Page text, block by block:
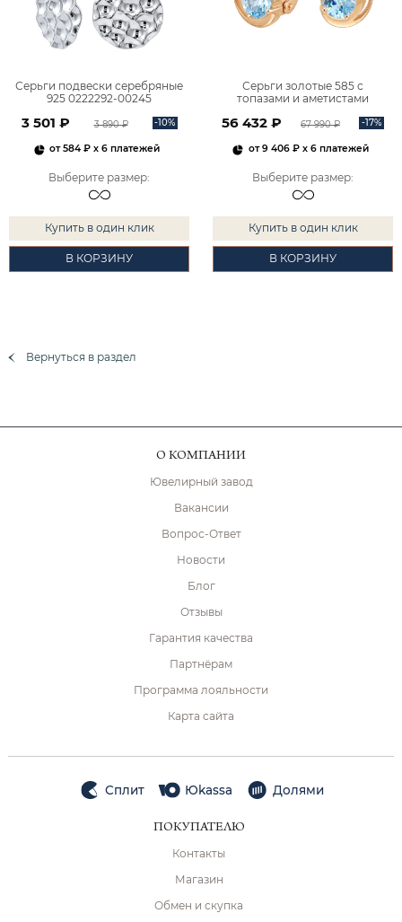
Серьги подвески серебряные
925 0222292-00245
3 501 ₽ 3 890 ₽ -10%
от584 ₽ x 6 платежей
Выберите размер:
Купить в один клик
В КОРЗИНУ
Серьги золотые 585 с
топазами и аметистами
56 432 ₽ 67 990 ₽ -17%
от9 406 ₽x 6 платежей
Выберите размер:
Купить в один клик
В КОРЗИНУ
Вернуться в раздел
О КОМПАНИИ
Ювелирный завод
Вакансии
Вопрос-Ответ
Новости
Блог
Отзывы
Гарантия качества
Партнёрам
Программа лояльности
Карта сайта
Сплит Юkassa Долями
ПОКУПАТЕЛЮ
Контакты
Магазин
Обмен и скупка